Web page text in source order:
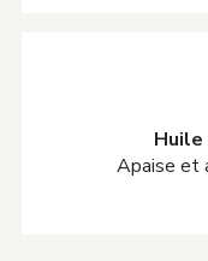
Huile
Apaise et